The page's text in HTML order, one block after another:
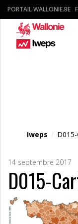
PORTAIL WALLONIE.BE
Iweps /
14 septembre 2017
D015-